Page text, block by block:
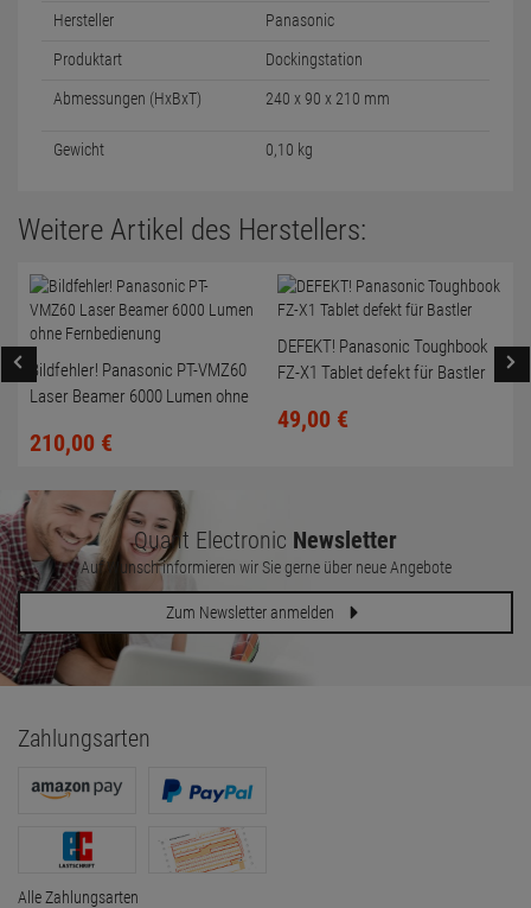
Hersteller Panasonic
Produktart Dockingstation
Abmessungen (HxBxT) 240 x 90 x 210 mm
Gewicht 0,10 kg
Weitere Artikel des Herstellers:
Bildfehler! Panasonic PT-VMZ60
Laser Beamer 6000 Lumen ohne
210,00 €
DEFEKT! Panasonic Toughbook
FZ-X1 Tablet defekt für Bastler
49,00 €
Quant Electronic Newsletter
Auf Wunsch informieren wir Sie gerne über neue Angebote
Zum Newsletter anmelden
Zahlungsarten
Alle Zahlungsarten